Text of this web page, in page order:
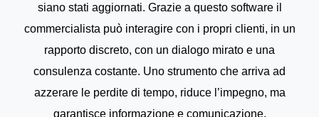
siano stati aggiornati. Grazie a questo software il
commercialista può interagire con i propri clienti, in un
rapporto discreto, con un dialogo mirato e una
consulenza costante. Uno strumento che arriva ad
azzerare le perdite di tempo, riduce l’impegno, ma
garantisce informazione e comunicazione.